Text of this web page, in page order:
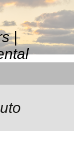
|